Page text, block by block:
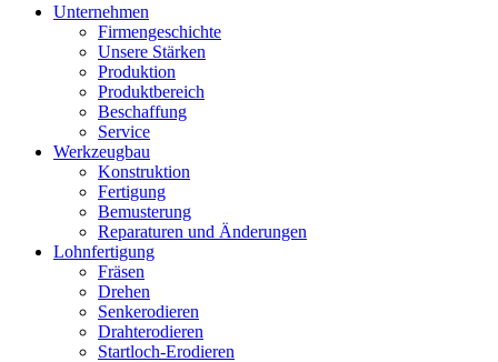
Unternehmen
Firmengeschichte
Unsere Stärken
Produktion
Produktbereich
Beschaffung
Service
Werkzeugbau
Konstruktion
Fertigung
Bemusterung
Reparaturen und Änderungen
Lohnfertigung
Fräsen
Drehen
Senkerodieren
Drahterodieren
Startloch-Erodieren